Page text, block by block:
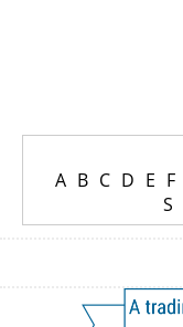
A B C D E F
S